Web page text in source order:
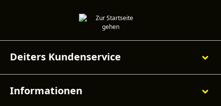
Deiters Kundenservice
Informationen